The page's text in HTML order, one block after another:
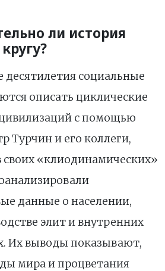
ли история
десятилетия социальные
описать циклические
с помощью
Турчин и его коллеги,
своих «клиодинамических»
данные о населении,
элит и внутренних
Их выводы показывают,
мира и процветания